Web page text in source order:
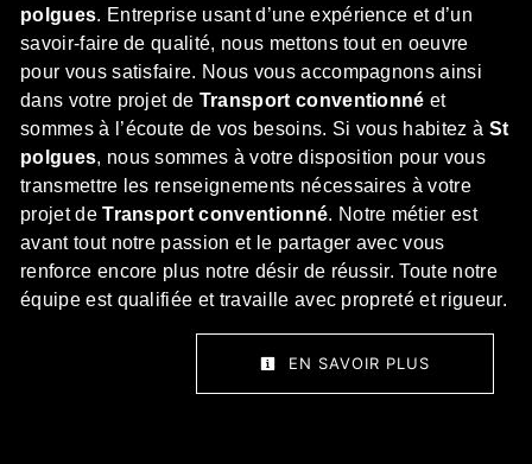
polgues. Entreprise usant d’une expérience et d’un
savoir-faire de qualité, nous mettons tout en oeuvre
pour vous satisfaire. Nous vous accompagnons ainsi
dans votre projet de Transport conventionné et
sommes à l’écoute de vos besoins. Si vous habitez à St
polgues, nous sommes à votre disposition pour vous
transmettre les renseignements nécessaires à votre
projet deTransport conventionné. Notre métier est
avant tout notre passion et le partager avec vous
renforce encore plus notre désir de réussir. Toute notre
équipe est qualifiée et travaille avec propreté et rigueur.
EN SAVOIR PLUS